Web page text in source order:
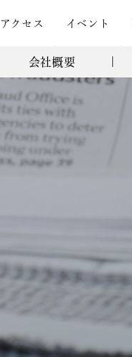
アクセス イベント
会社概要